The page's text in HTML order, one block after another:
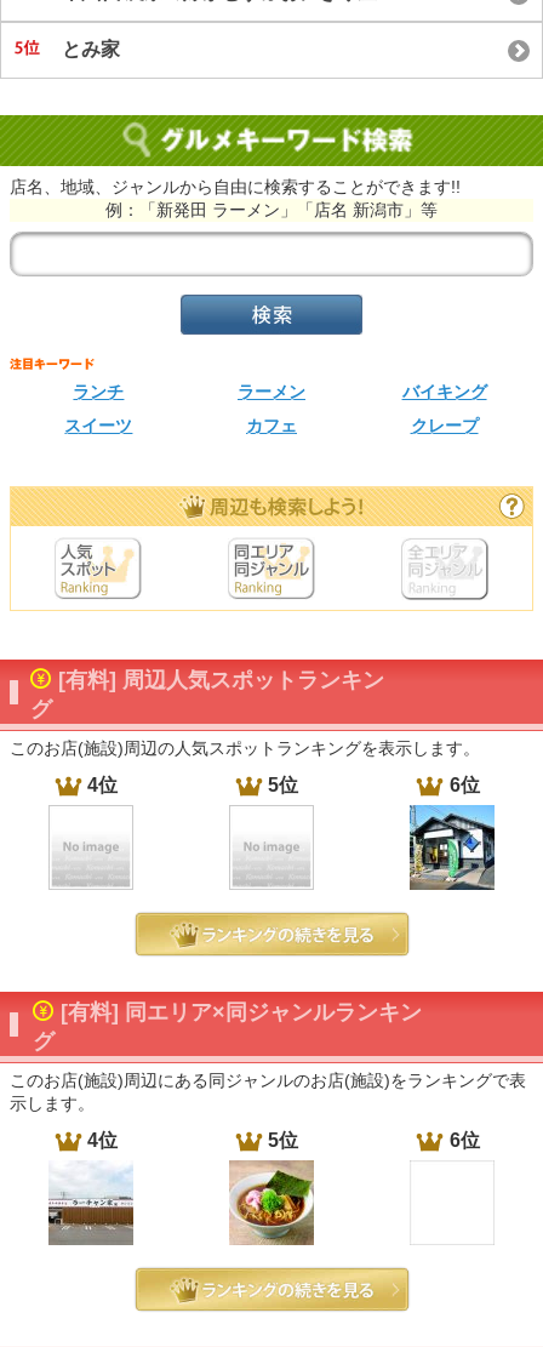
とみ家
店名、地域、ジャンルから自由に検索することができます!!
例：「新発田 ラーメン」「店名 新潟市」等
ランチ ラーメン
バイキング
スイーツ
カフェ クレープ
[有料] 周辺人気スポットランキン
グ
このお店(施設)周辺の人気スポットランキングを表示します。
4位 5位 6位
[有料] 同エリア×同ジャンルランキン
グ
このお店(施設)周辺にある同ジャンルのお店(施設)をランキングで表
示します。
4位 5位 6位